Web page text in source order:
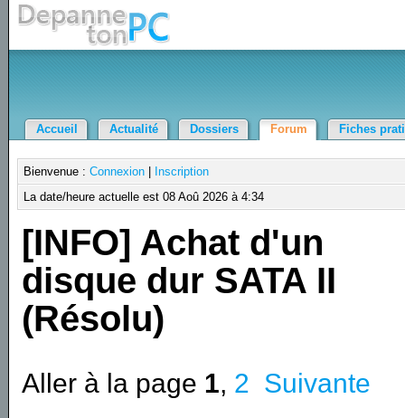
Accueil Actualité Dossiers Forum Fiches
Bienvenue :Connexion
Inscription
La date/heure actuelle est 08 Aoû 2026 à 4:34
[INFO] Achat d'un
disque dur SATA II
(Résolu)
Aller à la page 1, 2 Suivante